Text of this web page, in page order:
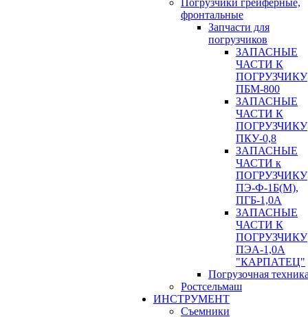
фронтальные
Запчасти для
погрузчиков
ЗАПАСНЫЕ
ЧАСТИ К
ПОГРУЗЧИКУ
ПБМ-800
ЗАПАСНЫЕ
ЧАСТИ К
ПОГРУЗЧИКУ
ПКУ-0,8
ЗАПАСНЫЕ
ЧАСТИ к
ПОГРУЗЧИКУ
ПЭ-Ф-1Б(М),
ПГБ-1,0А
ЗАПАСНЫЕ
ЧАСТИ К
ПОГРУЗЧИКУ
ПЭА-1,0А
"КАРПАТЕЦ"
Погрузочная
Ростсельмаш
ИНСТРУМЕНТ
Съемники